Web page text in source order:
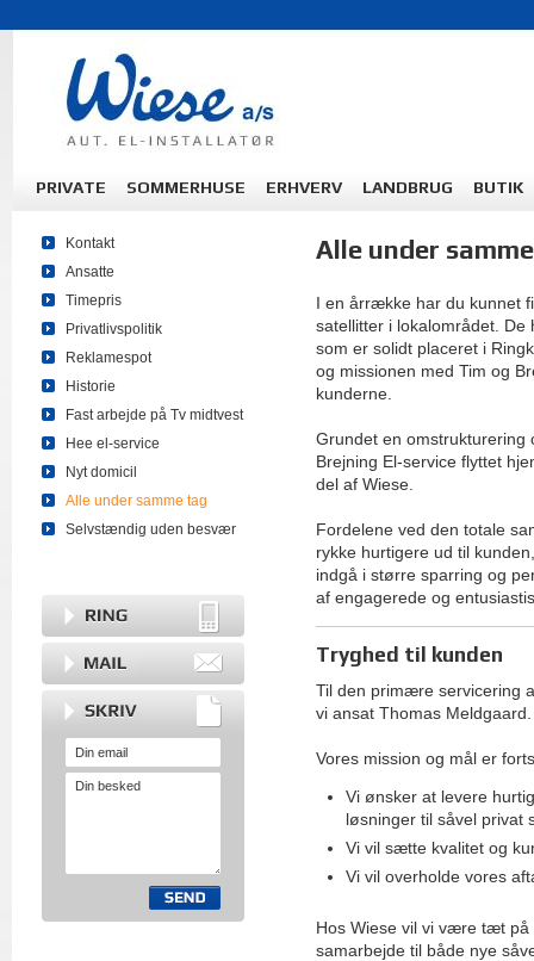
PRIVATE SOMMERHUSE ERHVERV LANDBRUG BUTIK
Kontakt
Ansatte
Timepris
Privatlivspolitik
Reklamespot
Historie
Fast arbejde på Tv midtvest
Hee el-service
Nyt domicil
Alle under samme tag
Selvstændig uden besvær
Alle under
I en årrække har du kunnet
satellitter i lokalområdet.
som er solidt placeret i
og missionen med Tim og
kunderne.
Grundet en omstrukturering
Brejning El-service flyttet
del af Wiese.
Fordelene ved den totale
rykke hurtigere ud til
indgå i større sparring og
af engagerede og
Tryghed til kunden
Til den primære servicering
vi ansat Thomas Meldgaard.
Vores mission og mål er
Vi ønsker at levere
løsninger til såvel privat
Vi vil sætte kvalitet og
Vi vil overholde vores
Hos Wiese vil vi være tæt på
samarbejde til både nye